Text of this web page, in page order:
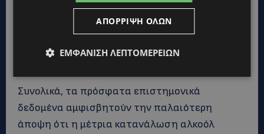
διαπιστώθηκε επίσης ότι ο κίνδυνος
εμφάνισης καρκίνου του μαστού αυξάνεται
αλκοόλ.
Συνολικά, τα πρόσφατα επιστημονικά
δεδομένα αμφισβητούν την παλαιότερη
άποψη ότι η μέτρια κατανάλωση αλκοόλ
ΑΠΌΡΡΙΨΗ ΌΛΩΝ
ΕΜΦΆΝΙΣΗ ΛΕΠΤΟΜΕΡΕΙΏΝ